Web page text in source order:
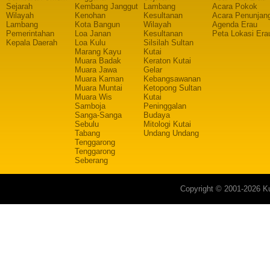
Sejarah
Wilayah
Lambang
Pemerintahan
Kepala Daerah
Kembang Janggut
Kenohan
Kota Bangun
Loa Janan
Loa Kulu
Marang Kayu
Muara Badak
Muara Jawa
Muara Kaman
Muara Muntai
Muara Wis
Samboja
Sanga-Sanga
Sebulu
Tabang
Tenggarong
Tenggarong
Seberang
Lambang
Kesultanan
Wilayah
Kesultanan
Silsilah Sultan
Kutai
Keraton Kutai
Gelar
Kebangsawanan
Ketopong Sultan
Kutai
Peninggalan
Budaya
Mitologi Kutai
Undang Undang
Acara Pokok
Acara
Agenda Erau
Peta Lokasi
Copyright © 2001-2026